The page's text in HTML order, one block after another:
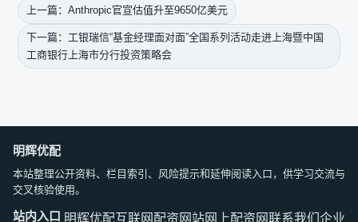
上一篇：Anthropic官宣估值升至9650亿美元
下一篇：工银瑞信“基金经理面对面”全国系列活动走进上海暨中国
工商银行上海市分行投资策略会
明辉优配
本站整理公开资料、栏目索引、风险提示和延伸阅读入口，供学习交流与
交叉核验使用。
站内入口 明辉优配互联网配资网站网上配资网联系我们 企业